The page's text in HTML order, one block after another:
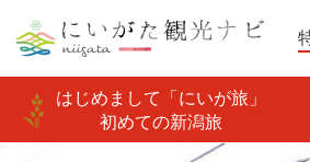
はじめまして「にいが旅」
初めての新潟旅